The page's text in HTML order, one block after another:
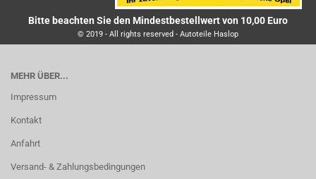
Bitte beachten Sie den Mindestbestellwert von 10,00 Euro
© 2019 - All rights reserved - Autoteile Haslop
MEHR ÜBER...
Impressum
Kontakt
Anfahrt
Versand- & Zahlungsbedingungen